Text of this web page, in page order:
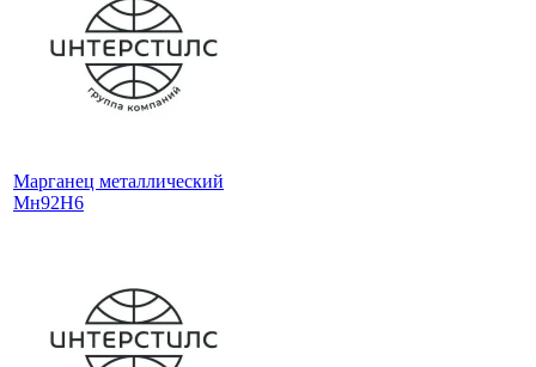
Марганец металлический
Мн92Н6